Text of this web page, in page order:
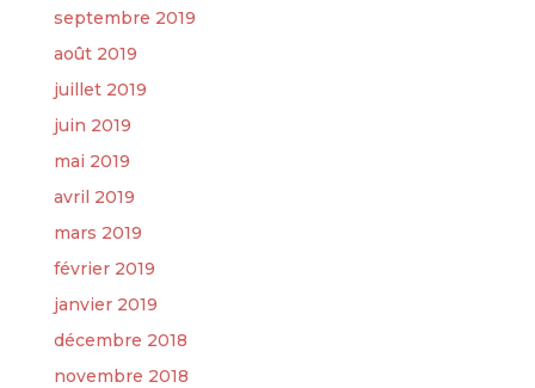
septembre 2019
août 2019
juillet 2019
juin 2019
mai 2019
avril 2019
mars 2019
février 2019
janvier 2019
décembre 2018
novembre 2018